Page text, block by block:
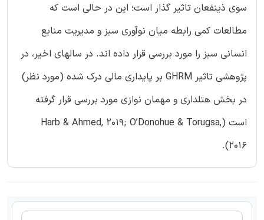
سوی ذینفعان تاثیر گذار است؛ این در حالی است که
مطالعات کمی رابطه میان نوآوری سبز و مدیریت منابع
انسانی سبز را مورد بررسی قرار داده اند. در سالهای اخیر، در
پژوهشی تاثیر GHRM بر پایداری مالی درک شده (مورد نظر)
در بخش هتلداری و مهمان نوازی مورد بررسی قرار گرفته
است (Harb & Ahmed, 2019; O’Donohue & Torugsa,
2016).